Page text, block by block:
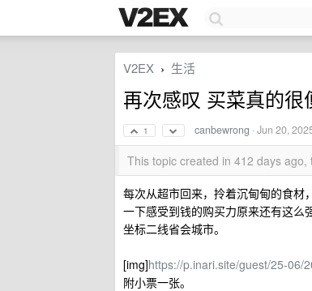
V2EX › 生活
再次感叹 买菜真的很
1 canbewrong ·Jun 20,
This topic created in 412 days
每次从超市回来，拎着沉甸甸的食材
一下感受到钱的购买力原来还有这么强
坐标二线省会城市。
[img]https://p.inari.site/guest/25-06/
附小票一张。